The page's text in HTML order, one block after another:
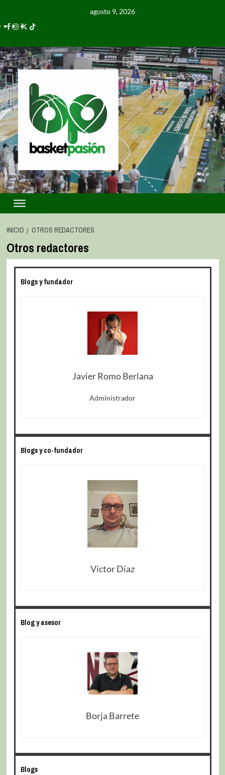
agosto 9, 2026
INICIO OTROS REDACTORES
Otros redactores
Blogs y fundador
Javier Romo Berlana
Administrador
Blogs y co-fundador
Víctor Díaz
Blog y asesor
Borja Barrete
Blogs